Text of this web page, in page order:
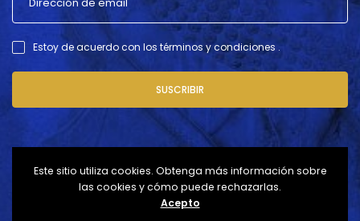
Estoy de acuerdo con los términos y condiciones .
SUSCRIBIR
Este sitio utiliza cookies. Obtenga más información sobre
las cookies y cómo puede rechazarlas.
Acepto